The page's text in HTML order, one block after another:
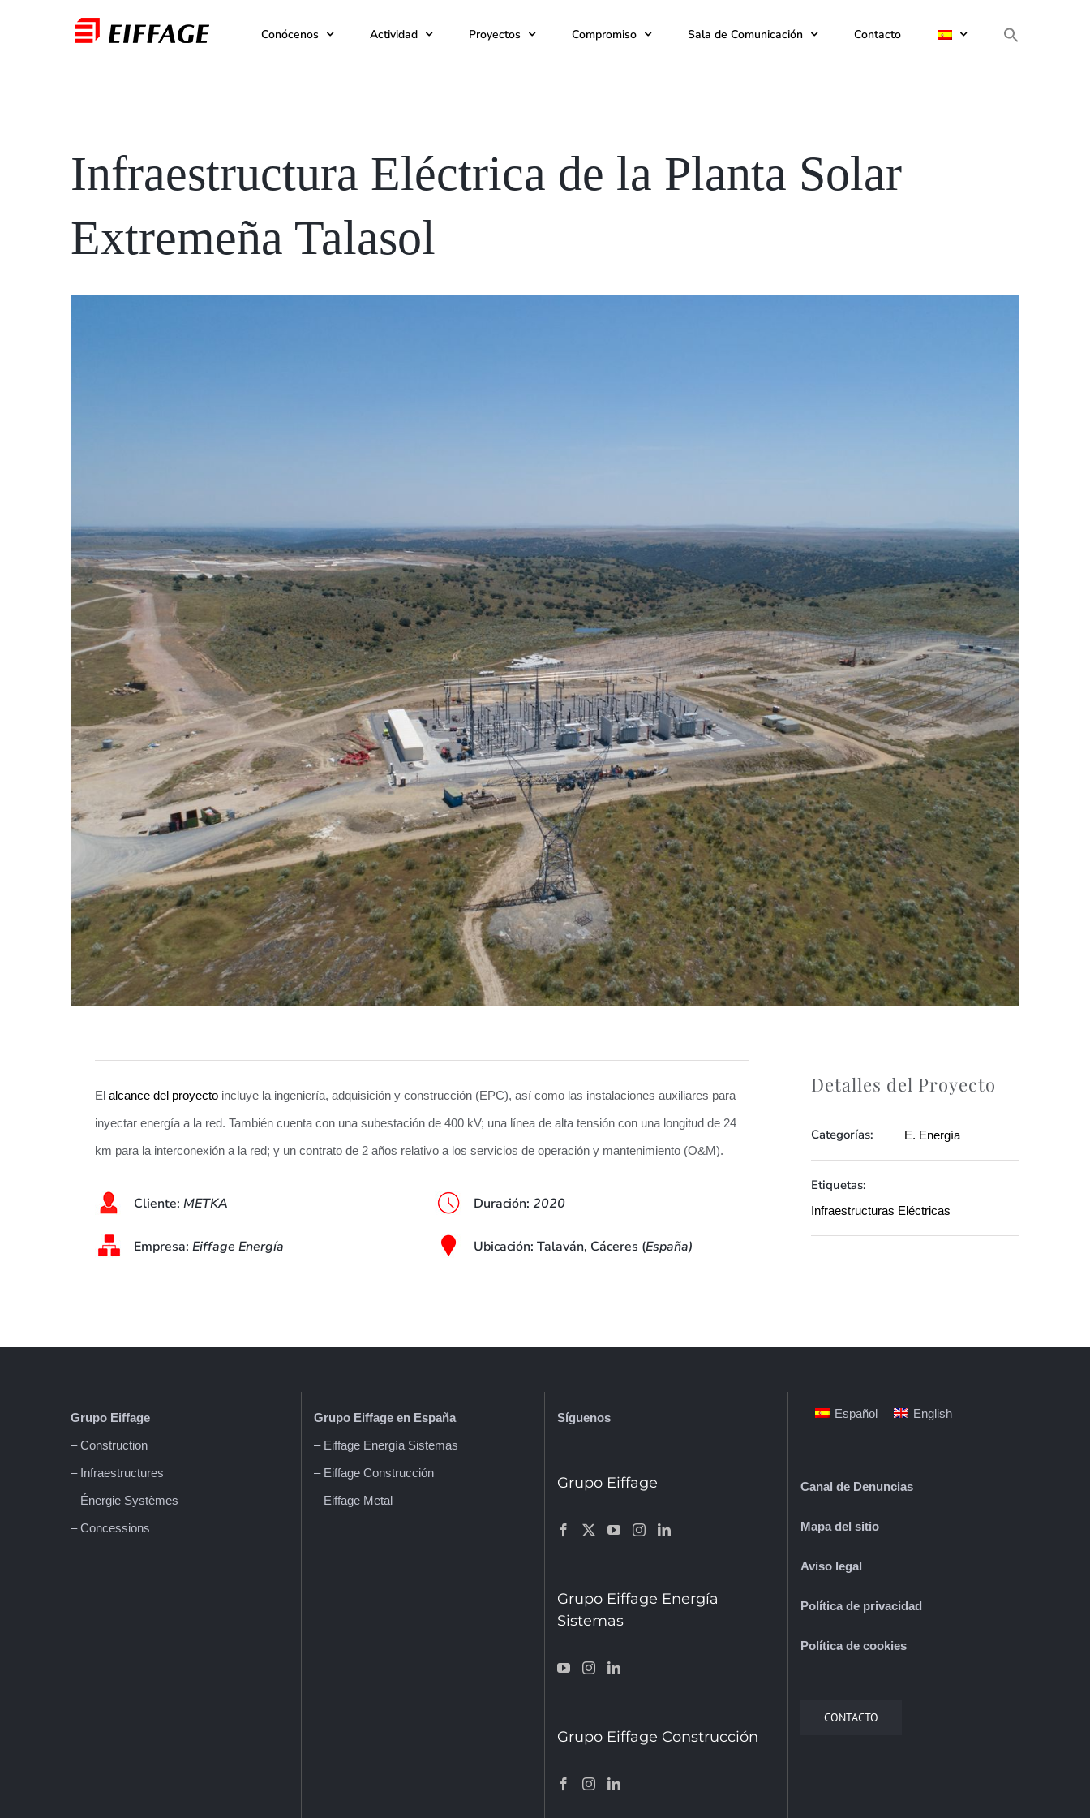
Conócenos Actividad Proyectos Compromiso Sala de Comunicación Contacto
Infraestructura Eléctrica de la Planta Solar
Extremeña Talasol
El alcance del proyectoincluye la ingeniería, adquisición y construcción (EPC), así como las instalaciones auxiliares para
inyectar energía a la red. También cuenta con una subestación de 400 kV; una línea de alta tensión con una longitud de 24
km para la interconexión a la red; y un contrato de 2 años relativo a los servicios de operación y mantenimiento (O&M).
Cliente: METKA
Empresa: Eiffage Energía
Duración: 2020
Ubicación: Talaván, Cáceres (España)
Detalles del Proyecto
Categorías: E. Energía
Etiquetas:
Infraestructuras Eléctricas
Grupo Eiffage
– Construction
– Infraestructures
– Énergie Systèmes
– Concessions
Grupo Eiffage en España
– Eiffage Energía Sistemas
– Eiffage Construcción
– Eiffage Metal
Síguenos
Grupo Eiffage
Grupo Eiffage Energía
Sistemas
Grupo Eiffage Construcción
Español English
Canal de Denuncias
Mapa del sitio
Aviso legal
Política de privacidad
Política de cookies
CONTACTO